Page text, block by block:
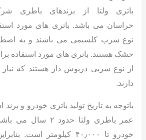
باتری ولتا از برندهای باطری
خراسان می باشد. باتری های مورد
نوع سرب کلسیمی می باشند و به
خشک هستند. باتری های مورد استفاده
از نوع سربی درپوش دار هستند که
دارند.
باتوجه به تاریخ تولید باتری خودرو و
عمر باطری ولتا
خودرو تا ۴۰٫۰۰۰ کیلومتر